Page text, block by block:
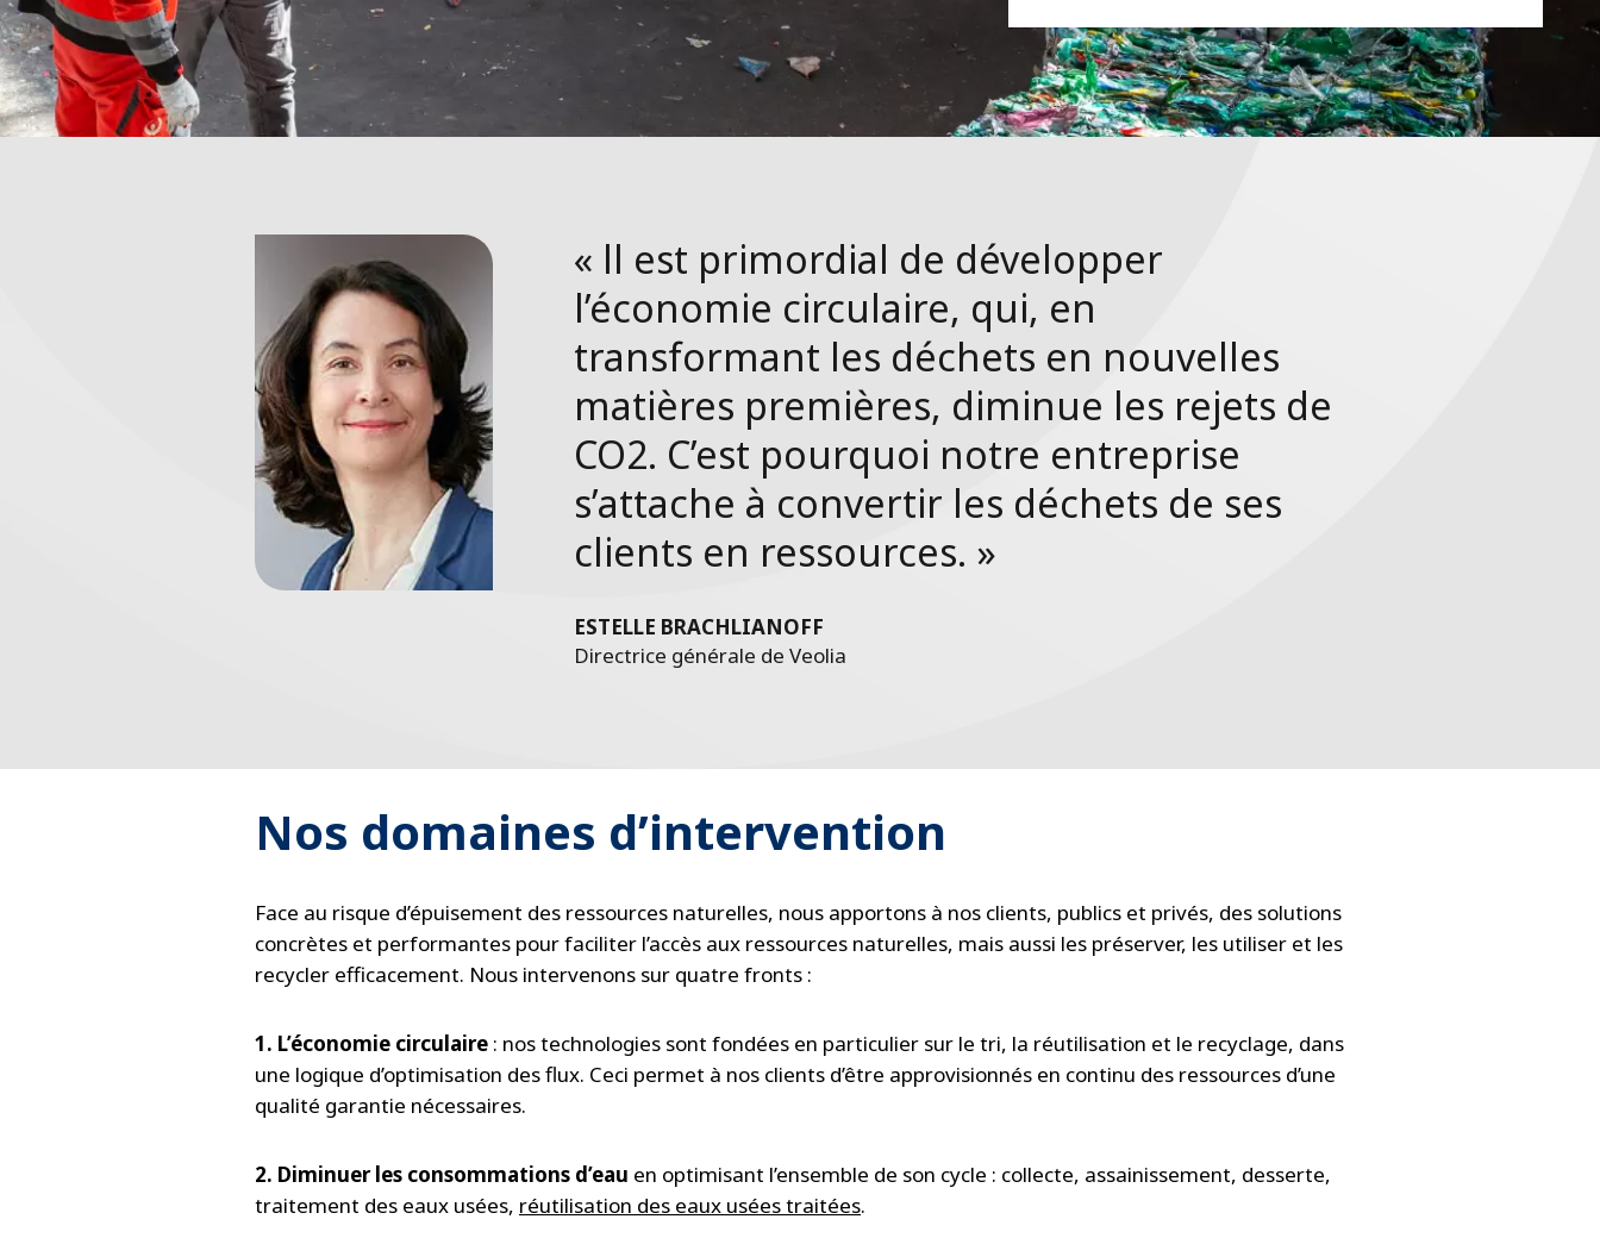
« ll est primordial de développer
l’économie circulaire, qui, en
transformant les déchets en nouvelles
matières premières, diminue les rejets de
CO2. C’est pourquoi notre entreprise
s’attache à convertir les déchets de ses
clients en ressources. »
ESTELLE BRACHLIANOFF
Directrice générale de Veolia
Nos domaines d’intervention
Face au risque d’épuisement des ressources naturelles, nous apportons à nos clients, publics et privés, des solutions
concrètes et performantes pour faciliter l’accès aux ressources naturelles, mais aussi les préserver, les utiliser et les
recycler efficacement. Nous intervenons sur quatre fronts :
1. L’économie circulaire : nos technologies sont fondées en particulier sur le tri, la réutilisation et le recyclage, dans
une logique d’optimisation des flux. Ceci permet à nos clients d’être approvisionnés en continu des ressources d’une
qualité garantie nécessaires.
2. Diminuer les consommations d’eau en optimisant l’ensemble de son cycle : collecte, assainissement, desserte,
traitement des eaux usées, réutilisation des eaux usées traitées.